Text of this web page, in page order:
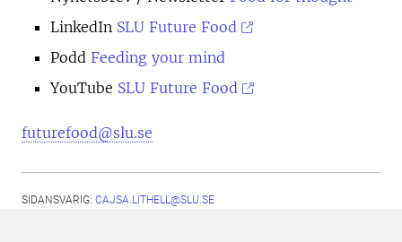
LinkedIn SLU Future Food
Podd Feeding your mind
YouTube SLU Future Food
futurefood@slu.se
SIDANSVARIG: CAJSA.LITHELL@SLU.SE